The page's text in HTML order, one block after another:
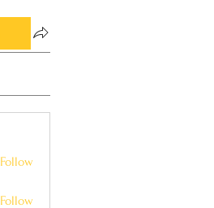
Follow
Follow